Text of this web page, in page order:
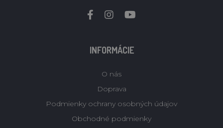
INFORMÁCIE
O nás
Doprava
Podmienky ochrany osobných údajov
Obchodné podmienky